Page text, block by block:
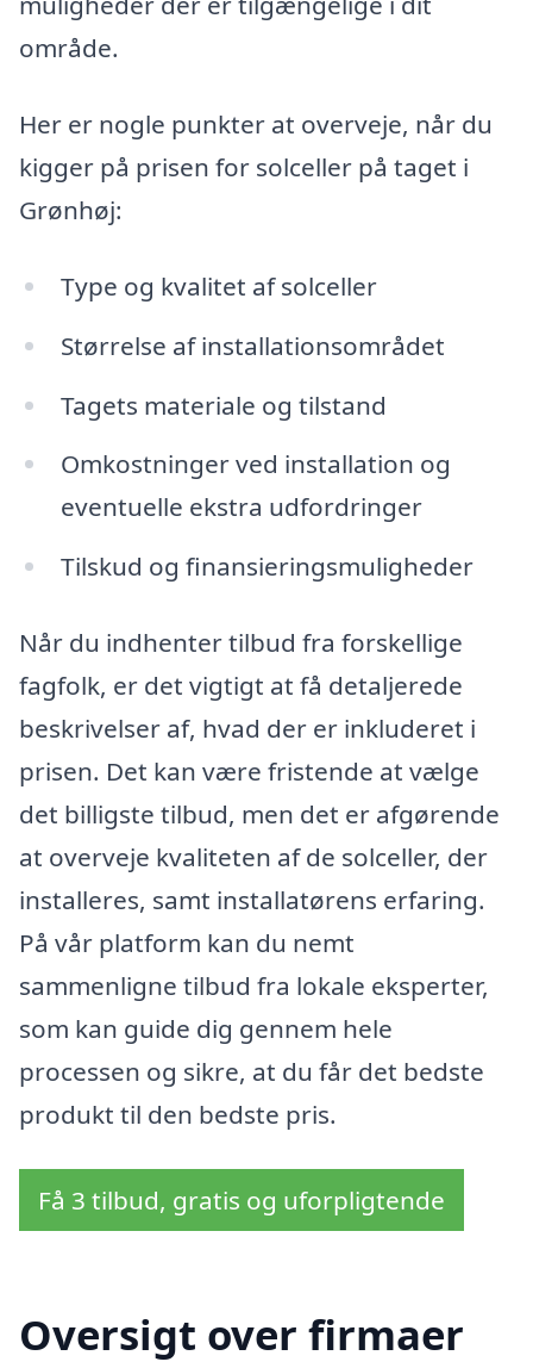
område.
Her er nogle punkter at overveje, når du
kigger på prisen for solceller på taget i
Grønhøj:
Type og kvalitet af solceller
Størrelse af installationsområdet
Tagets materiale og tilstand
Omkostninger ved installation og
eventuelle ekstra udfordringer
Tilskud og finansieringsmuligheder
Når du indhenter tilbud fra forskellige
fagfolk, er det vigtigt at få detaljerede
beskrivelser af, hvad der er inkluderet i
prisen. Det kan være fristende at vælge
det billigste tilbud, men det er afgørende
at overveje kvaliteten af de solceller, der
installeres, samt installatørens erfaring.
På vår platform kan du nemt
sammenligne tilbud fra lokale eksperter,
som kan guide dig gennem hele
processen og sikre, at du får det bedste
produkt til den bedste pris.
Få 3 tilbud, gratis og uforpligtende
Oversigt over firmaer